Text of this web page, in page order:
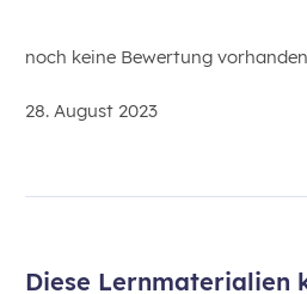
noch keine Bewertung vorhanden
28. August 2023
Diese Lernmaterialien